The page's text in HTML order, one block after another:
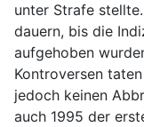
unter Strafe
dauern, bis die
aufgehoben
Kontroversen
jedoch keinen
auch 1995 der